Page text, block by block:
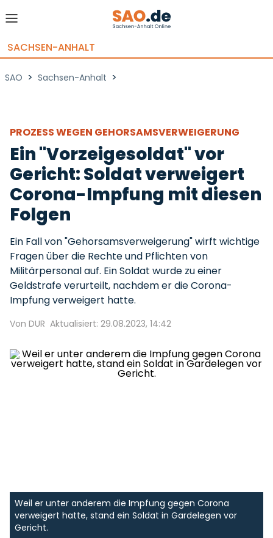
SACHSEN-ANHALT
SAO > Sachsen-Anhalt >
PROZESS WEGEN GEHORSAMSVERWEIGERUNG
Ein "Vorzeigesoldat" vor
Gericht: Soldat verweigert
Corona-Impfung mit diesen
Folgen
Ein Fall von "Gehorsamsverweigerung" wirft wichtige
Fragen über die Rechte und Pflichten von
Militärpersonal auf. Ein Soldat wurde zu einer
Geldstrafe verurteilt, nachdem er die Corona-
Impfung verweigert hatte.
Von DUR Aktualisiert: 29.08.2023, 14:42
Weil er unter anderem die Impfung gegen Corona
verweigert hatte, stand ein Soldat in Gardelegen vor
Gericht.